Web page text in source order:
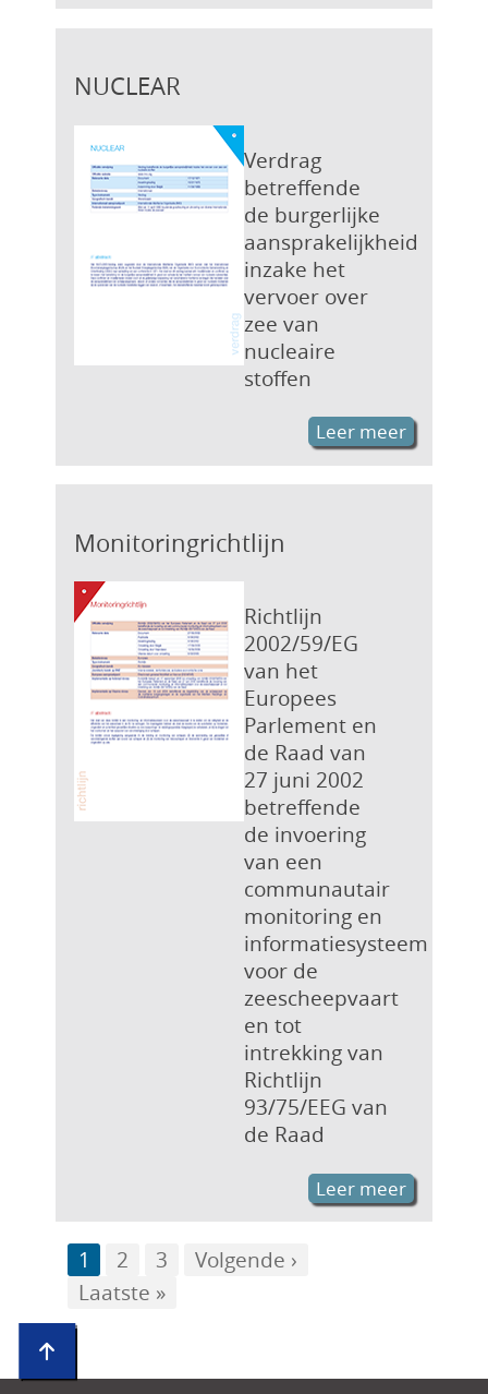
NUCLEAR
Verdrag
betreffende
de burgerlijke
aansprakelijkheid
inzake het
vervoer over
zee van
nucleaire
stoffen
Leer meer
Monitoringrichtlijn
Richtlijn
2002/59/EG
van het
Europees
Parlement en
de Raad van
27 juni 2002
betreffende
de invoering
van een
communautair
monitoring en
informatiesysteem
voor de
zeescheepvaart
en tot
intrekking van
Richtlijn
93/75/EEG van
de Raad
Leer meer
Paginering
Page
1 Page
2 Page
3
Volgende
Volgende ›
Laatste
Laatste »